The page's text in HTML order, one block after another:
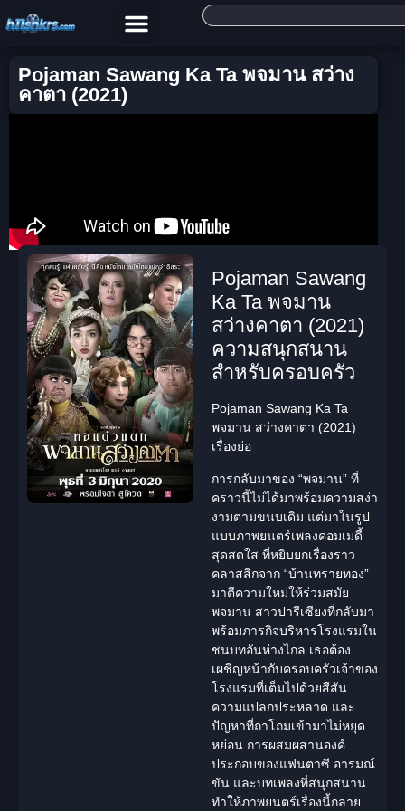
Pojaman Sawang Ka Ta พจมาน สว่าง
คาตา (2021)
Pojaman Sawang
Ka Ta พจมาน
สว่างคาตา (2021)
ความสนุกสนาน
สำหรับครอบครัว
Pojaman Sawang Ka Ta
พจมาน สว่างคาตา (2021)
เรื่องย่อ
การกลับมาของ “พจมาน” ที่
คราวนี้ไม่ได้มาพร้อมความสง่า
งามตามขนบเดิม แต่มาในรูป
แบบภาพยนตร์เพลงคอมเมดี้
สุดสดใส ที่หยิบยกเรื่องราว
คลาสสิกจาก “บ้านทรายทอง”
มาตีความใหม่ให้ร่วมสมัย
พจมาน สาวปารีเซียงที่กลับมา
พร้อมภารกิจบริหารโรงแรมใน
ชนบทอันห่างไกล เธอต้อง
เผชิญหน้ากับครอบครัวเจ้าของ
โรงแรมที่เต็มไปด้วยสีสัน
ความแปลกประหลาด และ
ปัญหาที่ถาโถมเข้ามาไม่หยุด
หย่อน การผสมผสานองค์
ประกอบของแฟนตาซี อารมณ์
ขัน และบทเพลงที่สนุกสนาน
ทำให้ภาพยนตร์เรื่องนี้กลาย